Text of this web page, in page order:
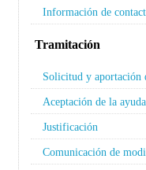
Información de
Tramitación
Solicitud y aportación
Aceptación de la ayuda
Justificación
Comunicación de